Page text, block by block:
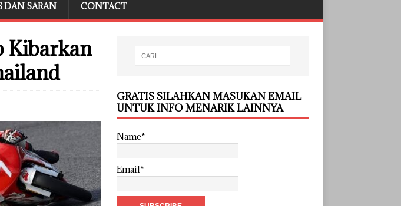
DAN SARAN CONTACT
Kibarkan
GRATIS SILAHKAN MASUKAN EMAIL
UNTUK INFO MENARIK LAINNYA
Name*
Email*